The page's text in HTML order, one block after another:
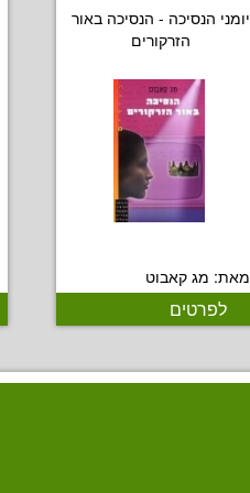
יומני הנסיכה - הנסיכה באור
הזרקורים
מאת: מג קאבוט
לפרטים